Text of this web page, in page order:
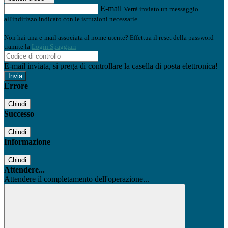
E-mail Verrà inviato un messaggio
all'indirizzo indicato con le istruzioni necessarie.
Non hai una e-mail associata al nome utente? Effettua il reset della password
tramite la Login Spaggiari
E-mail inviata, si prega di controllare la casella di posta elettronica!
Errore
Chiudi
Successo
Chiudi
Informazione
Chiudi
Attendere...
Attendere il completamento dell'operazione...